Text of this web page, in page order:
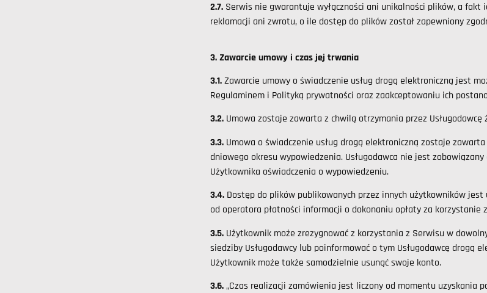
2.7. Serwis nie gwarantuje wyłączności ani unikalności plików, a
reklamacji ani zwrotu, o ile dostęp do plików został zapewniony
3. Zawarcie umowy i czas jej trwania
3.1.Zawarcie umowy o świadczenie usług drogą elektroniczną jest
Regulaminem i Polityką prywatności oraz zaakceptowaniu ich
3.2. Umowa zostaje zawarta z chwilą otrzymania przez
3.3. Umowa o świadczenie usług drogą elektroniczną zostaje
dniowego okresu wypowiedzenia. Usługodawca nie jest
Użytkownika oświadczenia o wypowiedzeniu.
3.4. Dostęp do plików publikowanych przez innych użytkowników
od operatora płatności informacji o dokonaniu opłaty za korzystanie
3.5. Użytkownik może zrezygnować z korzystania z Serwisu w
siedziby Usługodawcy lub poinformować o tym Usługodawcę drogą
Użytkownik może także samodzielnie usunąć swoje konto.
3.6. „Czas realizacji zamówienia jest liczony od momentu uzyskania